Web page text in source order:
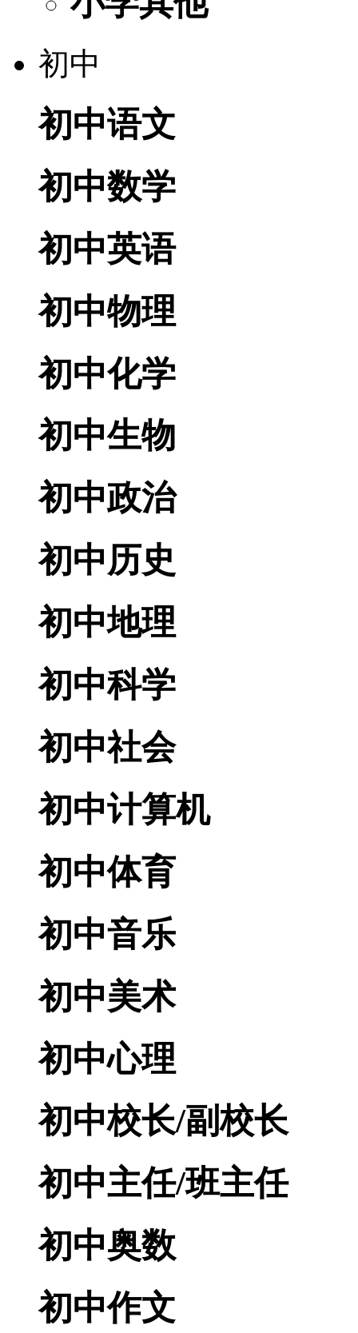
初中
初中语文
初中数学
初中英语
初中物理
初中化学
初中生物
初中政治
初中历史
初中地理
初中科学
初中社会
初中计算机
初中体育
初中音乐
初中美术
初中心理
初中校长/副校长
初中主任/班主任
初中奥数
初中作文